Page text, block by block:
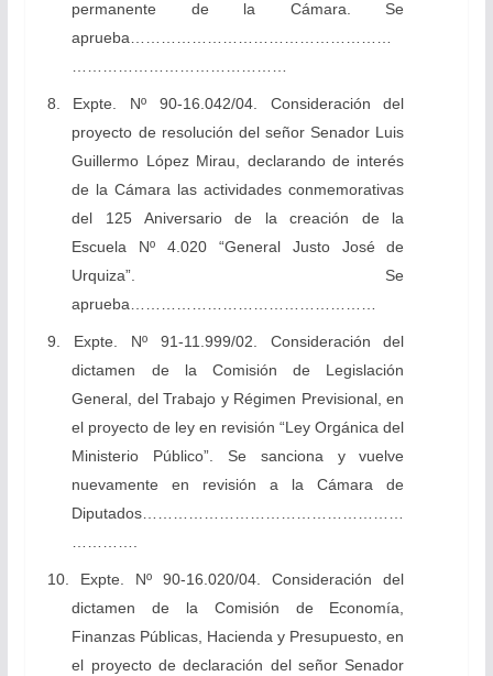
permanente de la Cámara. Se
aprueba……………………………………………
……………………………………
8. Expte. Nº 90-16.042/04. Consideración del
proyecto de resolución del señor Senador Luis
Guillermo López Mirau, declarando de interés
de la Cámara las actividades conmemorativas
del 125 Aniversario de la creación de la
Escuela Nº 4.020 “General Justo José de
Urquiza”. Se
aprueba…………………………………………
9. Expte. Nº 91-11.999/02. Consideración del
dictamen de la Comisión de Legislación
General, del Trabajo y Régimen Previsional, en
el proyecto de ley en revisión “Ley Orgánica del
Ministerio Público”. Se sanciona y vuelve
nuevamente en revisión a la Cámara de
Diputados……………………………………………
………….
10. Expte. Nº 90-16.020/04. Consideración del
dictamen de la Comisión de Economía,
Finanzas Públicas, Hacienda y Presupuesto, en
el proyecto de declaración del señor Senador